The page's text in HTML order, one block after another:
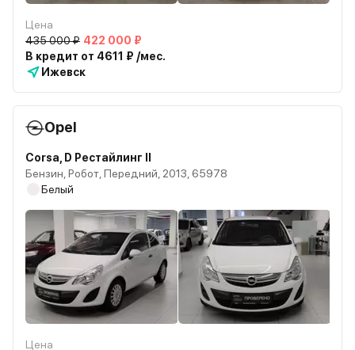
Цена
435 000 ₽ 422 000 ₽
В кредит от 4611 ₽ /мес.
Ижевск
Opel
Corsa, D Рестайлинг II
Бензин, Робот, Передний, 2013, 65978
Белый
Цена